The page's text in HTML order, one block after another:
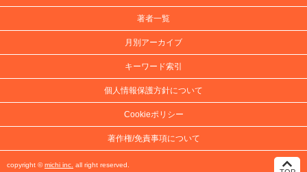
著者一覧
月別アーカイブ
キーワード索引
個人情報保護方針について
Cookieポリシー
著作権/免責事項について
copyright ©michi inc. all right reserved.